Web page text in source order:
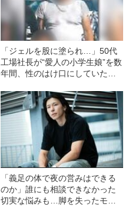
「ジェルを股に塗られ…」50代
工場社長が“愛人の小学生娘”を数
年間、性のはけ口にしていた卑
性交》
「義足の体で夜の営みはできる
のか」誰にも相談できなかった
切実な悩みも…脚を失ったモデ